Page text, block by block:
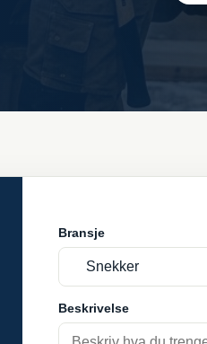
Bransje
Beskrivelse